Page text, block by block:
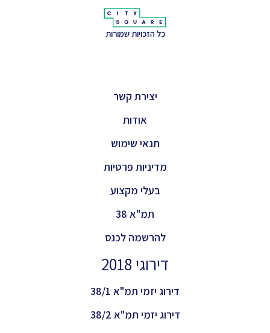
כל הזכויות שמורות
יצירת קשר
אודות
תנאי שימוש
מדיניות פרטיות
בעלי מקצוע
תמ"א 38
להרשמה לכנס
דירוגי 2018
דירוג יזמי תמ"א 38/1
דירוג יזמי תמ"א 38/2